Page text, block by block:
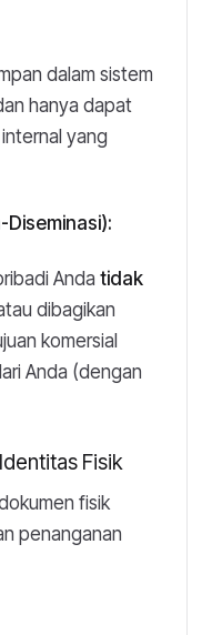
dalam sistem
hanya dapat
yang
Diseminasi):
Anda tidak
dibagikan
komersial
Anda (dengan
Fisik
fisik
penanganan